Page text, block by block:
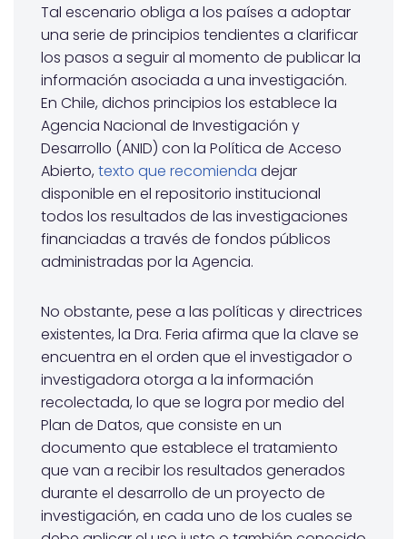
Tal escenario obliga a los países a adoptar
una serie de principios tendientes a clarificar
los pasos a seguir al momento de publicar la
información asociada a una investigación.
En Chile, dichos principios los establece la
Agencia Nacional de Investigación y
Desarrollo (ANID) con la Política de Acceso
Abierto, texto que recomienda dejar
disponible en el repositorio institucional
todos los resultados de las investigaciones
financiadas a través de fondos públicos
administradas por la Agencia.
No obstante, pese a las políticas y directrices
existentes, la Dra. Feria afirma que la clave se
encuentra en el orden que el investigador o
investigadora otorga a la información
recolectada, lo que se logra por medio del
Plan de Datos, que consiste en un
documento que establece el tratamiento
que van a recibir los resultados generados
durante el desarrollo de un proyecto de
investigación, en cada uno de los cuales se